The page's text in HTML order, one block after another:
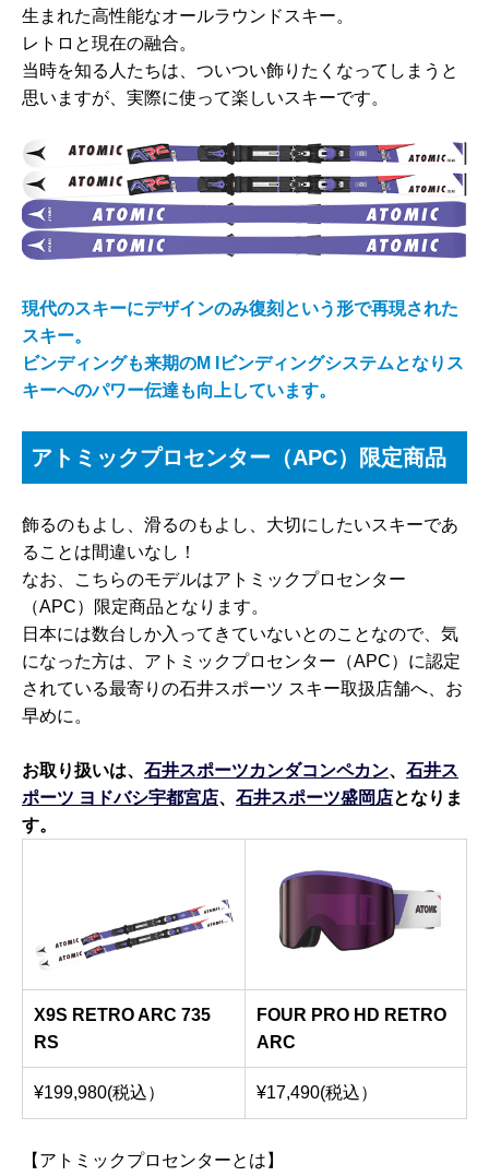
生まれた高性能なオールラウンドスキー。
レトロと現在の融合。
当時を知る人たちは、ついつい飾りたくなってしまうと
思いますが、実際に使って楽しいスキーです。
現代のスキーにデザインのみ復刻という形で再現された
スキー。
ビンディングも来期のM Iビンディングシステムとなりス
キーへのパワー伝達も向上しています。
アトミックプロセンター（APC）限定商品
飾るのもよし、滑るのもよし、大切にしたいスキーであ
ることは間違いなし！
なお、こちらのモデルはアトミックプロセンター
（APC）限定商品となります。
日本には数台しか入ってきていないとのことなので、気
になった方は、アトミックプロセンター（APC）に認定
されている最寄りの石井スポーツ スキー取扱店舗へ、お
早めに。
お取り扱いは、 石井スポーツカンダコンペカン、 石井ス
ポーツ ヨドバシ宇都宮店、 石井スポーツ盛岡店となりま
す。
X9S RETRO ARC 735
RS
FOUR PRO HD RETRO
ARC
¥199,980(税込） ¥17,490(税込）
【アトミックプロセンターとは】